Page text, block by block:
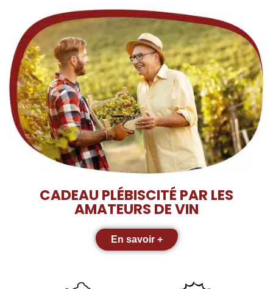
CADEAU PLÉBISCITÉ PAR LES
AMATEURS DE VIN
En savoir +